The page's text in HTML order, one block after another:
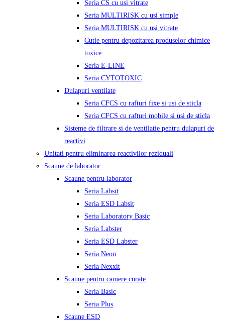
Seria CS cu usi vitrate
Seria MULTIRISK cu usi simple
Seria MULTIRISK cu usi vitrate
Cutie pentru depozitarea produselor chimice
toxice
Seria E-LINE
Seria CYTOTOXIC
Dulapuri ventilate
Seria CFCS cu rafturi fixe si usi de sticla
Seria CFCS cu rafturi mobile si usi de sticla
Sisteme de filtrare si de ventilatie pentru dulapuri de
reactivi
Unitati pentru eliminarea reactivilor reziduali
Scaune de laborator
Scaune pentru laborator
Seria Labsit
Seria ESD Labsit
Seria Laboratory Basic
Seria Labster
Seria ESD Labster
Seria Neon
Seria Nexxit
Scaune pentru camere curate
Seria Basic
Seria Plus
Scaune ESD